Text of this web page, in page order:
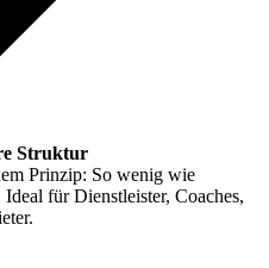
Struktur
Prinzip: So wenig wie
für Dienstleister, Coaches,